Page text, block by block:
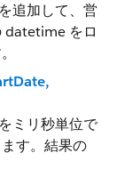
追加して、営
datetime をロ
ミリ秒単位で
す。結果の